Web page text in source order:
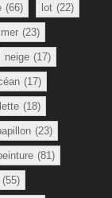
(66) lot (22)
mer (23)
neige (17)
(17)
(18)
(23)
(81)
(55)